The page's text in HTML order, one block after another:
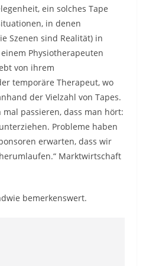
ein solches Tape
in denen
Szenen sind Realität) in
Physiotherapeuten
von ihrem
temporäre Therapeut, wo
der Vielzahl von Tapes.
passieren, dass man hört:
Probleme haben
erwarten, dass wir
Marktwirtschaft
bemerkenswert.